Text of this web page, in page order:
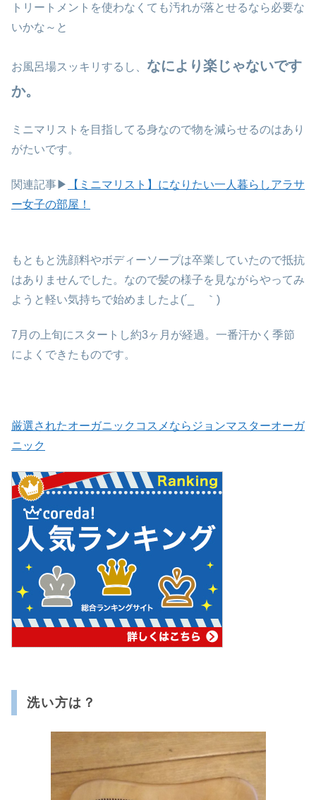
トリートメントを使わなくても汚れが落とせるなら必要な
いかな～と
お風呂場スッキリするし、 なにより楽じゃないです
か。
ミニマリストを目指してる身なので物を減らせるのはあり
がたいです。
関連記事▶
【ミニマリスト】になりたい一人暮らしアラサ
ー女子の部屋！
もともと洗顔料やボディーソープは卒業していたので抵抗
はありませんでした。なので髪の様子を見ながらやってみ
ようと軽い気持ちで始めましたよ(´_ゝ｀)
7月の上旬にスタートし約3ヶ月が経過。一番汗かく季節
によくできたものです。
厳選されたオーガニックコスメならジョンマスターオーガ
ニック
洗い方は？